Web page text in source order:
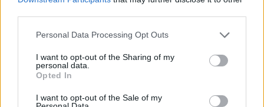
Personal Data Processing Opt Outs
I want to opt-out of the Sharing of my
personal data.
Opted In
I want to opt-out of the Sale of my